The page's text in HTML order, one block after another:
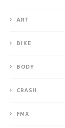
ART
BIKE
BODY
CRASH
FMX